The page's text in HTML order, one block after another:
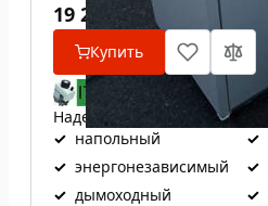
19 285
Купить
Надежная итальянская
✓ напольный ✓
✓ энергонезависимый ✓
✓ дымоходный ✓